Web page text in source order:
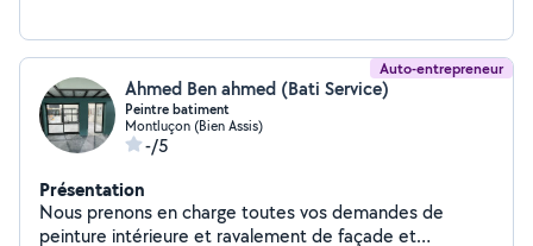
Auto-entrepreneur
Ahmed Ben ahmed (Bati Service)
Peintre batiment
Montluçon (Bien Assis)
-/5
Présentation
Nous prenons en charge toutes vos demandes de
peinture intérieure et ravalement de façade et